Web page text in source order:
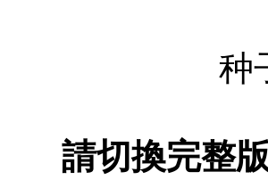
种
請切換完整